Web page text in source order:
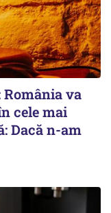
va
cele mai
Dacă n-am